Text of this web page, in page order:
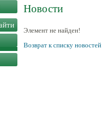
Новости
Элемент не найден!
Возврат к списку новостей